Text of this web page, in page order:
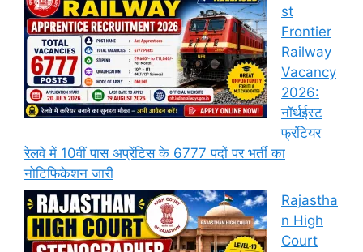
st
Frontier
Railway
Vacancy
2026:
नॉर्थईस्ट
फ्रंटियर
रेलवे में 10वीं पास अप्रेंटिस के 6777 पदों पर भर्ती का
नोटिफिकेशन जारी
Rajastha
n High
Court